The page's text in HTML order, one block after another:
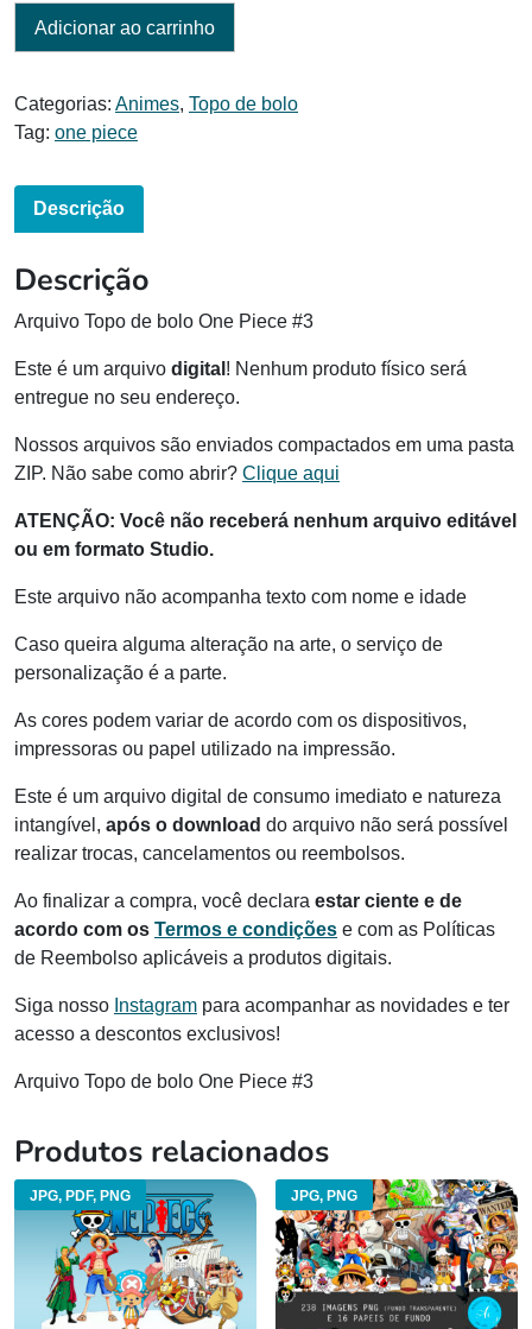
Adicionar ao carrinho
Categorias: Animes, Topo de bolo
Tag: one piece
Descrição
Descrição
Arquivo Topo de bolo One Piece #3
Este é um arquivo digital ! Nenhum produto físico será
entregue no seu endereço.
Nossos arquivos são enviados compactados em uma pasta
ZIP. Não sabe como abrir? Clique aqui
ATENÇÃO: Você não receberá nenhum arquivo editável
ou em formato Studio.
Este arquivo não acompanha texto com nome e idade
Caso queira alguma alteração na arte, o serviço de
personalização é a parte.
As cores podem variar de acordo com os dispositivos,
impressoras ou papel utilizado na impressão.
Este é um arquivo digital de consumo imediato e natureza
intangível, após o download do arquivo não será possível
realizar trocas, cancelamentos ou reembolsos.
Ao finalizar a compra, você declara estar ciente e de
acordo com os Termos e condições e com as Políticas
de Reembolso aplicáveis a produtos digitais.
Siga nosso Instagram para acompanhar as novidades e ter
acesso a descontos exclusivos!
Arquivo Topo de bolo One Piece #3
Produtos relacionados
JPG, PDF, PNG JPG, PNG